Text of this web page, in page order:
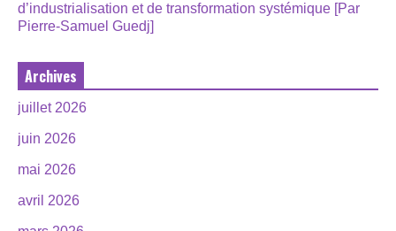
d’industrialisation et de transformation systémique [Par
Pierre-Samuel Guedj]
Archives
juillet 2026
juin 2026
mai 2026
avril 2026